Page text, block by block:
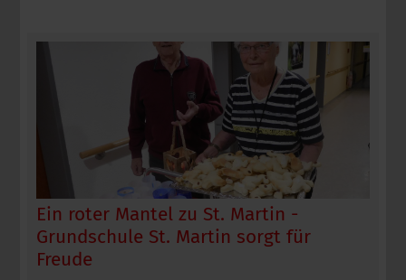
Ein roter Mantel zu St. Martin -
Grundschule St. Martin sorgt für
Freude